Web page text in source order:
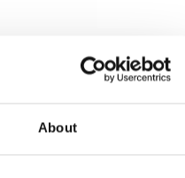
About
matsal med
närområdet.